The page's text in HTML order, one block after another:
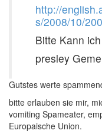
http://
s/2008/10/
Bitte Kann
presley
Gutstes werte
bitte erlauben sie mir,
vomiting Spameater,
Europaische Union.